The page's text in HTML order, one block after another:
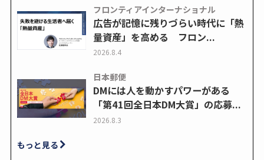
フロンティアインターナショナル
広告が記憶に残りづらい時代に「熱
量資産」を高める フロン...
2026.8.4
日本郵便
DMには人を動かすパワーがある
「第41回全日本DM大賞」の応募...
2026.8.3
もっと見る